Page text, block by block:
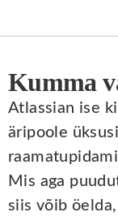
Kumma
Atlassian ise
äripoole
Mis aga
siis võib